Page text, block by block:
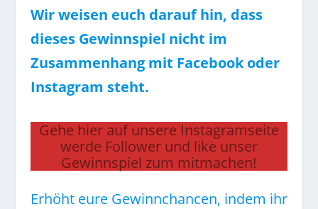
Wir weisen euch darauf hin, dass
dieses Gewinnspiel nicht im
Zusammenhang mit Facebook oder
Instagram steht.
Gehe hier auf unsere Instagramseite
werde Follower und like unser
Gewinnspiel zum mitmachen!
Erhöht eure Gewinnchancen, indem ihr